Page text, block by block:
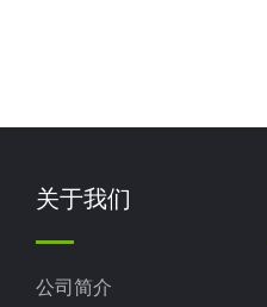
关于我们
公司简介